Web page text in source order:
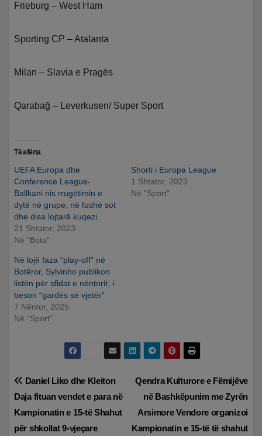
Frieburg – West Ham
Sporting CP – Atalanta
Milan – Slavia e Pragës
Qarabağ – Leverkusen/ Super Sport
Të afërta
UEFA Europa dhe
Conference League-
Ballkani nis rrugëtimin e
dytë në grupe, në fushë sot
dhe disa lojtarë kuqezi.
21 Shtator, 2023
Në “Bota”
Shorti i Europa League
1 Shtator, 2023
Në “Sport”
Në lojë faza “play-off” në
Botëror, Sylvinho publikon
listën për sfidat e nëntorit, i
beson “gardës së vjetër”
7 Nëntor, 2025
Në “Sport”
Lëvizje
te
Qendra Kulturore e Fëmijëve
në Bashkëpunim me Zyrën
Arsimore Vendore organizoi
Kampionatin e 15-të të shahut
Daniel Liko dhe Kleiton
Daja fituan vendet e para në
Kampionatin e 15-të Shahut
për shkollat 9-vjeçare